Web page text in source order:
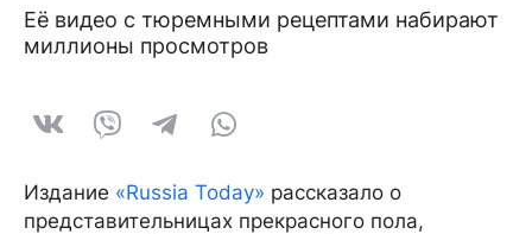
Её видео с тюремными рецептами набирают
миллионы просмотров
Издание «Russia Today» рассказало о
представительницах прекрасного пола,